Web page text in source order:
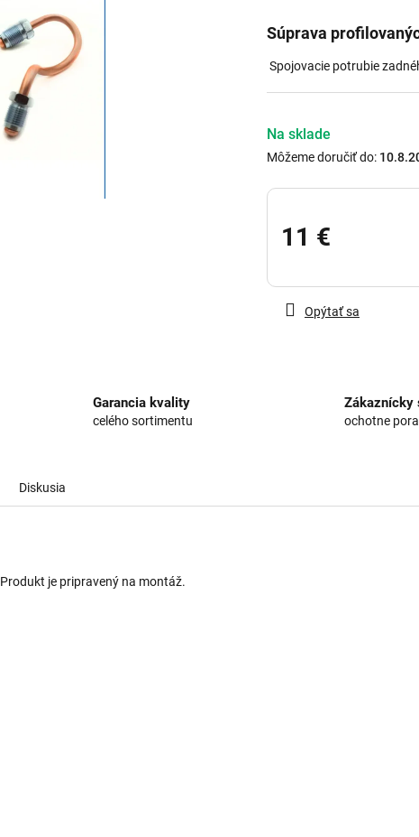
Na sklade
Môžeme doručiť do:
11 €
cena:
Súprava
Spojovacie potrubie
Opýtať sa
hviezdičiek.
Garancia kvality
celého sortimentu
Zákaznícky
ochotne
Diskusia
Produkt je pripravený na montáž.